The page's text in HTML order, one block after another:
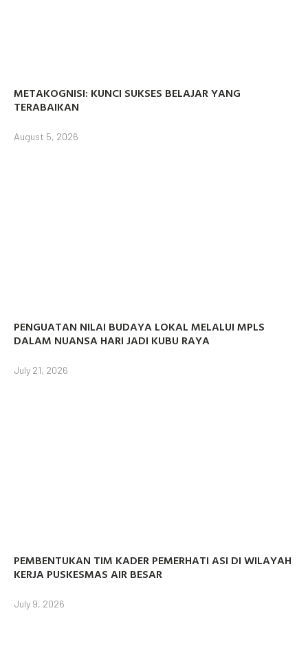
METAKOGNISI: KUNCI SUKSES BELAJAR YANG
TERABAIKAN
August 5, 2026
PENGUATAN NILAI BUDAYA LOKAL MELALUI MPLS
DALAM NUANSA HARI JADI KUBU RAYA
July 21, 2026
PEMBENTUKAN TIM KADER PEMERHATI ASI DI WILAYAH
KERJA PUSKESMAS AIR BESAR
July 9, 2026